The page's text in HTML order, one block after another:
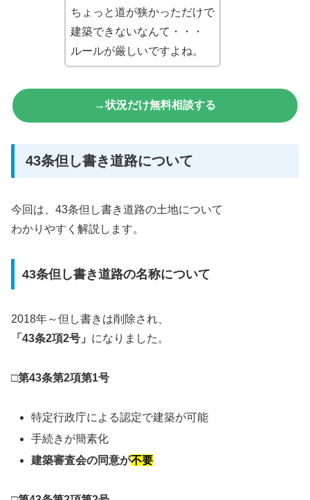
ちょっと道が狭かっただけで
建築できないなんて・・・
ルールが厳しいですよね。
→状況だけ無料相談する
43条但し書き道路について
今回は、43条但し書き道路の土地について
わかりやすく解説します。
43条但し書き道路の名称について
2018年～但し書きは削除され、
「43条2項2号」 になりました。
□第43条第2項第1号
特定行政庁による認定で建築が可能
手続きが簡素化
建築審査会の同意が不要